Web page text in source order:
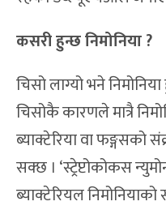
कसरी हुन्छ निमोनिया ?
चिसो लाग्यो भने
चिसोकै कारणले मात्रै
ब्याक्टेरिया वा फङ्गसको
सक्छ । ‘स्ट्रेप्टोकोकस
ब्याक्टेरियल